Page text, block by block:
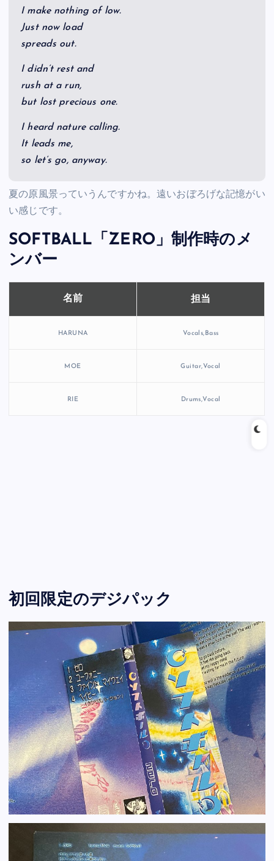
I make nothing of low.
Just now load
spreads out.
I didn’t rest and
rush at a run,
but lost precious one.
I heard nature calling.
It leads me,
so let’s go, anyway.
夏の原風景っていうんですかね。遠いおぼろげな記憶がい
い感じです。
SOFTBALL「ZERO」制作時のメ
ンバー
名前 担当
HARUNA Vocals,Bass
MOE Guitar,Vocal
RIE Drums,Vocal
初回限定のデジパック